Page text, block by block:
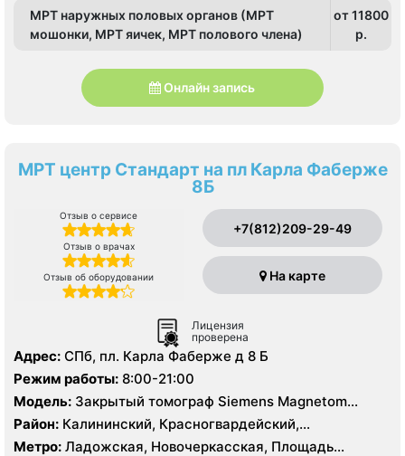
МРТ наружных половых органов (МРТ
мошонки, МРТ яичек, МРТ полового члена)
от 11800
p.
Онлайн запись
МРТ центр Стандарт на пл Карла Фаберже
8Б
Отзыв о сервисе
Отзыв о врачах
Отзыв об оборудовании
+7(812)209-29-49
На карте
Лицензия
проверена
Адрес: СПб, пл. Карла Фаберже д 8 Б
Режим работы: 8:00-21:00
Модель: Закрытый томограф Siemens Magnetom
Symphony
Район: Калининский, Красногвардейский,
Ленинградская область, Невский, Центральный
Метро: Ладожская, Новочеркасская, Площадь